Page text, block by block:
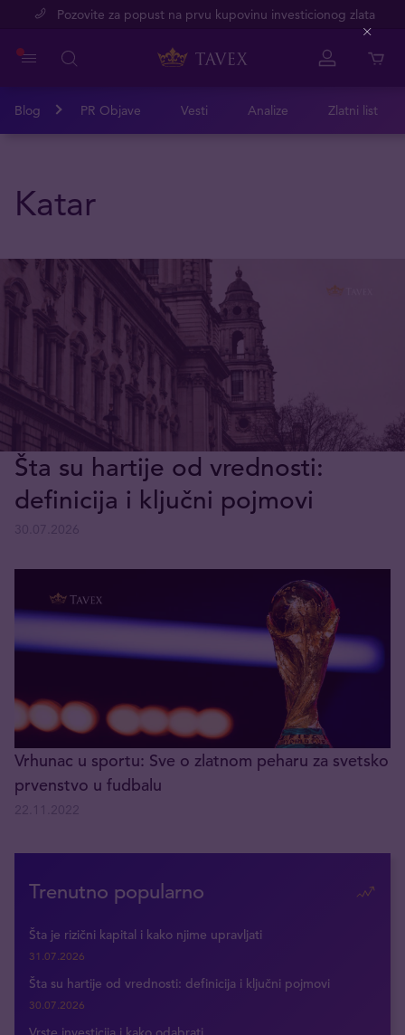
Pozovite za popust na prvu kupovinu investicionog zlata
Blog PR Objave Vesti Analize Zlatni list
Katar
Šta su hartije od vrednosti:
definicija i ključni pojmovi
Vrhunac u sportu: Sve o zlatnom peharu za svetsko
prvenstvo u fudbalu
Trenutno popularno
Šta je rizični kapital i kako njime upravljati
31.07.2026
Šta su hartije od vrednosti: definicija i ključni pojmovi
30.07.2026
Close